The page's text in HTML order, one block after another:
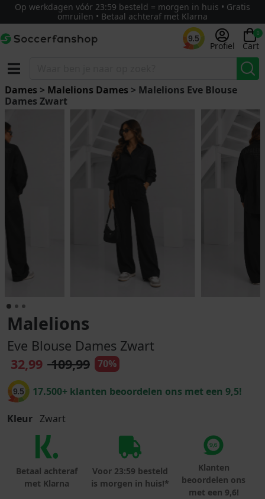
Op werkdagen vóór 23:59 besteld = morgen in huis • Gratis
omruilen • Betaal achteraf met Klarna
9.5
Profiel
0
Cart
Dames > Malelions Dames > Malelions Eve Blouse
Dames Zwart
Malelions
Eve Blouse Dames Zwart
32,99 109,99 70%
9.5 17.500+ klanten beoordelen ons met een 9,5!
Kleur Zwart
Betaal achteraf
met Klarna
Voor 23:59 besteld
is morgen in huis!*
Klanten
beoordelen ons
met een 9,6!